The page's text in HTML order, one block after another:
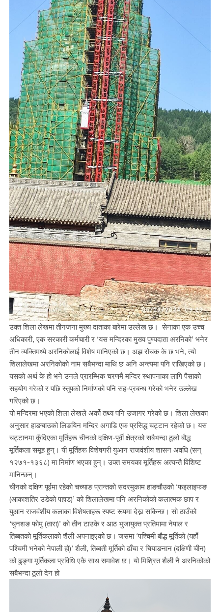
उक्त शिला लेखमा तीनजना मुख्य दाताका बारेमा उल्लेख छ। सेनाका एक उच्च
अधिकारी, एक सरकारी कर्मचारी र ‘यस मन्दिरका मुख्य पुण्यदाता अरनिको’ भनेर
तीन व्यक्तिमध्ये अरनिकोलाई विशेष मानिएको छ। अझ रोचक के छ भने, त्यो
शिलालेखमा अरनिकोको नाम सबैभन्दा माथि छ अनि अन्त्यमा पनि राखिएको छ।
यसको अर्थ के हो भने उनले प्रारम्भिक चरणमै मन्दिर स्थापनाका लागि पैसाको
सहयोग गरेको र पछि स्तुपको निर्माणको पनि सह-प्रबन्ध गरेको भनेर उल्लेख
गरिएको छ।
यो मन्दिरमा भएको शिला लेखले अर्को तथ्य पनि उजागर गरेको छ। शिला लेखका
अनुसार हाङचाउको लिङयिन मन्दिर अगाडि एक प्रसिद्ध चट्टान रहेको छ। यस
चट्टानमा कुँदिएका मूर्तिहरू चीनको दक्षिण-पूर्वी क्षेत्रको सबैभन्दा ठूलो बौद्ध
मूर्तिकला समूह हुन्। यी मूर्तिहरू विशेषगरी युआन राजवंशीय शासन अवधि (सन्
१२७१-१३६८) मा निर्माण भएका हुन्। उक्त समयका मूर्तिहरू अत्यन्तै विशिष्ट
मानिन्छन्।
चीनको दक्षिण पूर्वमा रहेको चच्याङ प्रान्तको सदरमुकाम हाङचौउको ‘फइलाइफङ
(आकाशतिर उडेको पहाड)’ को शिलालेखमा पनि अरनिकोको कलात्मक छाप र
युआन राजवंशीय कलाका विशेषताहरू स्पष्ट रूपमा देख्न सकिन्छ। सो ठाउँको
‘चुनशङ फोमु (तारा)’ को तीन टाउके र आठ भुजायुक्त प्रतिमामा नेपाल र
तिब्बतको मूर्तिकलाको शैली अपनाइएको छ। जसमा ‘पश्चिमी बौद्ध मूर्तिको (यहाँ
पश्चिमी भनेको नेपाली हो)’ शैली, तिब्बती मूर्तिको ढाँचा र चियाङनान (दक्षिणी चीन)
को ढुङ्गा मूर्तिकला प्रविधि एकै साथ समावेश छ। यो मिश्रित शैली नै अरनिकोको
सबैभन्दा ठूलो देन हो